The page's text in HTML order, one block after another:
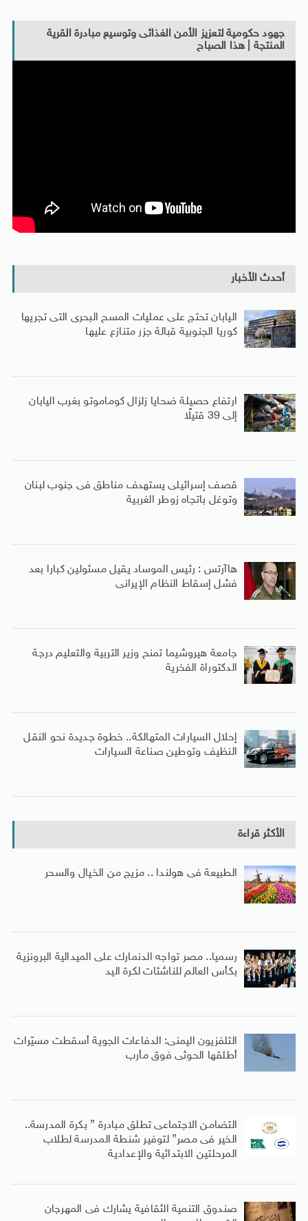
جهود حكومية لتعزيز الأمن الغذائى وتوسيع مبادرة القرية
المنتجة | هذا الصباح
أحدث الأخبار
اليابان تحتج على عمليات المسح البحرى التى تجريها
كوريا الجنوبية قبالة جزر متنازع عليها
ارتفاع حصيلة ضحايا زلزال كوماموتو بغرب اليابان
إلى 39 قتيلًا
قصف إسرائيلى يستهدف مناطق فى جنوب لبنان
وتوغل باتجاه زوطر الغربية
هاآرتس : رئيس الموساد يقيل مسئولين كبارا بعد
فشل إسقاط النظام الإيرانى
جامعة هيروشيما تمنح وزير التربية والتعليم درجة
الدكتوراة الفخرية
إحلال السيارات المتهالكة.. خطوة جديدة نحو النقل
النظيف وتوطين صناعة السيارات
الأكثر قراءة
الطبيعة فى هولندا .. مزيج من الخيال والسحر
رسميا.. مصر تواجه الدنمارك على الميدالية البرونزية
بكأس العالم للناشئات لكرة اليد
التلفزيون اليمنى: الدفاعات الجوية أسقطت مسيّرات
أطلقها الحوثى فوق مأرب
التضامن الاجتماعى تطلق مبادرة ” بكرة المدرسة..
الخير فى مصر” لتوفير شنطة المدرسة لطلاب
المرحلتين الابتدائية والإعدادية
صندوق التنمية الثقافية يشارك فى المهرجان